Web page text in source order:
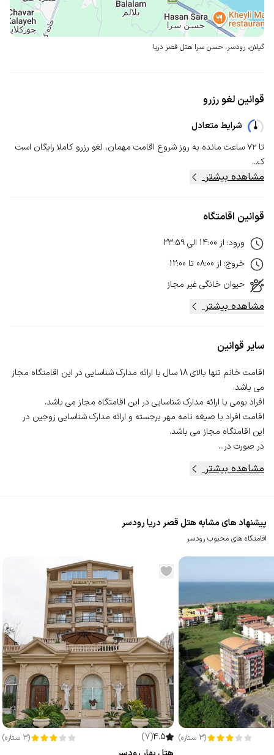
گیلان، رودسر، حسن سرا هتل فصر دریا
قوانین لغو رزرو
شرایط متعادل
تا ۷۲ ساعت مانده به روز شروع اقامت مهمان، لغو رزرو کاملا رایگان است
ک...
مشاهده بیشتر
قوانین اقامتگاه
ورود: از 14:00 الی23:59
خروج: از 08:00 تا 12:00
حیوان خانگیغیر مجاز
مشاهده بیشتر
سایر قوانین
اقامت خانم تنها بالای 18 سال با ارائه مدارک شناسایی در این اقامتگاه مجاز
اقامت افراد با صیغه نامه مهر برجسته و ارائه مدارک شناسایی زوجین در
در صورت در...
مشاهده بیشتر
پیشنهاد های مشابه هتل قصر دریا رودسر
اقامتگاه های محبوب رودسر
(
3 ستاره)
4.5
(
7
)
(
3 ستاره)